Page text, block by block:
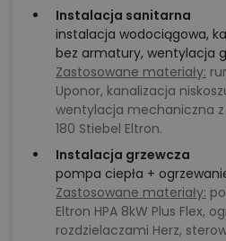
Instalacja sanitarna
instalacja wodociągowa,
bez armatury, wentylacja
Zastosowane materiały:
Uponor, kanalizacja
wentylacja mechaniczna z
180 Stiebel Eltron.
Instalacja grzewcza
pompa ciepła +
Zastosowane materiały:
Eltron HPA 8kW Plus Flex,
rozdzielaczami Herz,